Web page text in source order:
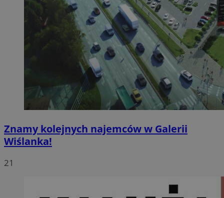
Znamy kolejnych najemców w Galerii
Wiślanka!
21